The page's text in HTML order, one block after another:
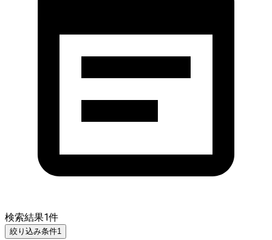
検索結果1件
絞り込み条件1